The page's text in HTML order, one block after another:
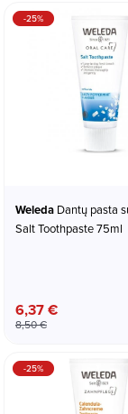
Weleda
Salt Toothpaste 75ml
6,37 €
8,50 €
-25%
-25%